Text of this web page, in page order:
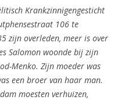
Krankzinnigengesticht
106 te
zijn overleden, meer is over
Salomon woonde bij zijn
Menko. Zijn moeder was
een broer van haar man.
moesten verhuizen,